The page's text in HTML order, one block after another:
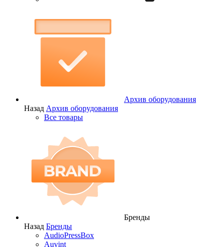
Архив оборудования
Назад Архив оборудования
Все товары
Бренды
Назад Бренды
AudioPressBox
Auvint